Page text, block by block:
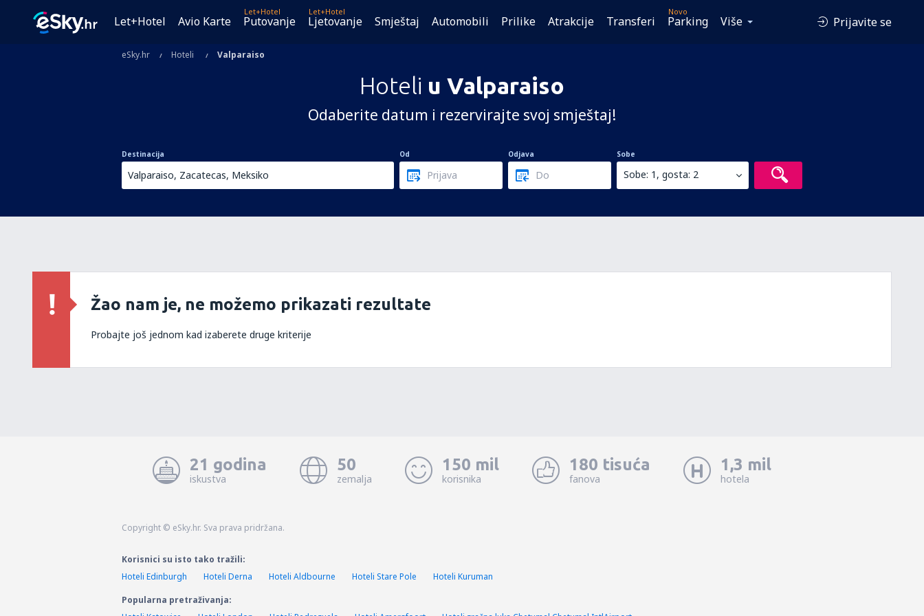
Let+Hotel Avio Karte
Let+Hotel
Putovanje
Let+Hotel
Ljetovanje Smještaj Automobili Prilike Atrakcije Transferi
Novo
Parking Više Prijavite se
eSky.hr Hoteli Valparaiso
Hoteli u Valparaiso
Odaberite datum i rezervirajte svoj smještaj!
Destinacija Od Odjava Sobe
Sobe: 1, gosta: 2
Žao nam je, ne možemo prikazati rezultate
Probajte još jednom kad izaberete druge kriterije
21 godina
iskustva
50
zemalja
150 mil
korisnika
180 tisuća
fanova
1,3 mil
hotela
Copyright © eSky.hr. Sva prava pridržana.
Korisnici su isto tako tražili:
Hoteli Edinburgh
Hoteli Derna Hoteli Aldbourne Hoteli Stare Pole
Hoteli Kuruman
Popularna pretraživanja: